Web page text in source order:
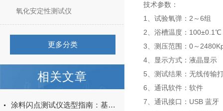
氧化安定性测试仪
更多分类
相关文章
涂料闪点测试仪选型指南：基于上海阳光科学仪器全系产品的合规性分析
技术参数：
1、试验氧弹：2～6组
2、浴槽温度：100±0.1℃
3、测压范围：0～
4、显示方式：液晶显示
5、测试结果：无线传输
6、通讯软件：软件
7、通讯接口：USB 蓝牙